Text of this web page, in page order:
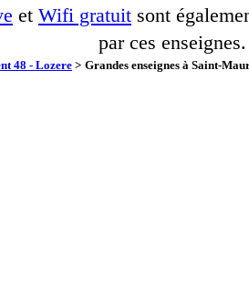
et Wifi gratuit sont
par ces enseignes.
48 - Lozere > Grandes enseignes à Saint-